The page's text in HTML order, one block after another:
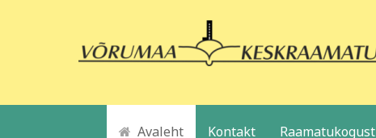
Avaleht Kontakt Raamatukogust